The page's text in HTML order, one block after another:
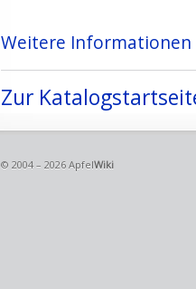
Weitere Informationen
Zur
© 2004 – 2026 ApfelWiki